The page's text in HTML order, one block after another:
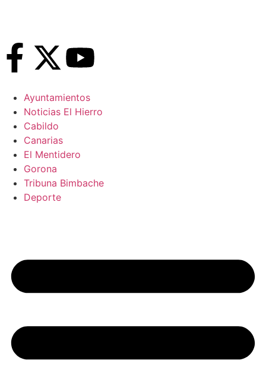
Ayuntamientos
Noticias El Hierro
Cabildo
Canarias
El Mentidero
Gorona
Tribuna Bimbache
Deporte